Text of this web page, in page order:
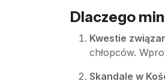
Dlaczego
Kwestie
chłopców.
Skandale w